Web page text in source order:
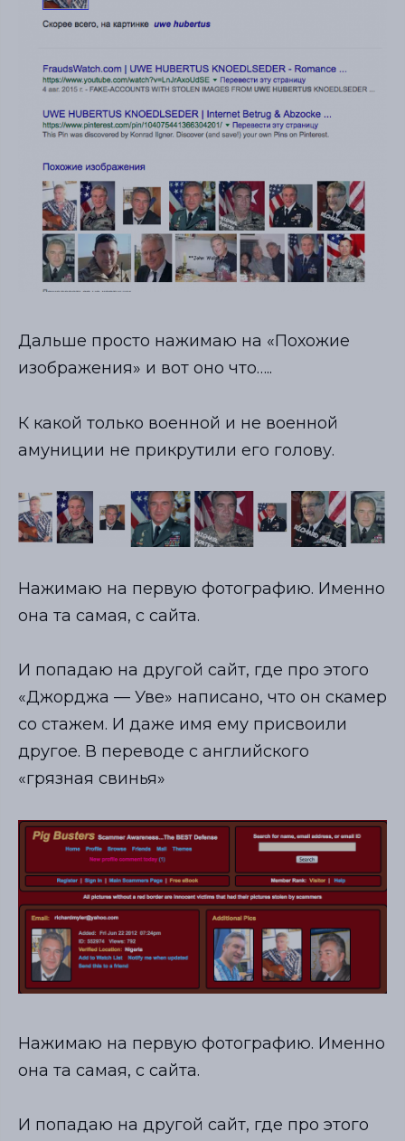
Дальше просто нажимаю на «Похожие
изображения» и вот оно что…..
К какой только военной и не военной
амуниции не прикрутили его голову.
Нажимаю на первую фотографию. Именно
она та самая, с сайта.
И попадаю на другой сайт, где про этого
«Джорджа — Уве» написано, что он скамер
со стажем. И даже имя ему присвоили
другое. В переводе с английского
«грязная свинья»
Нажимаю на первую фотографию. Именно
она та самая, с сайта.
И попадаю на другой сайт, где про этого